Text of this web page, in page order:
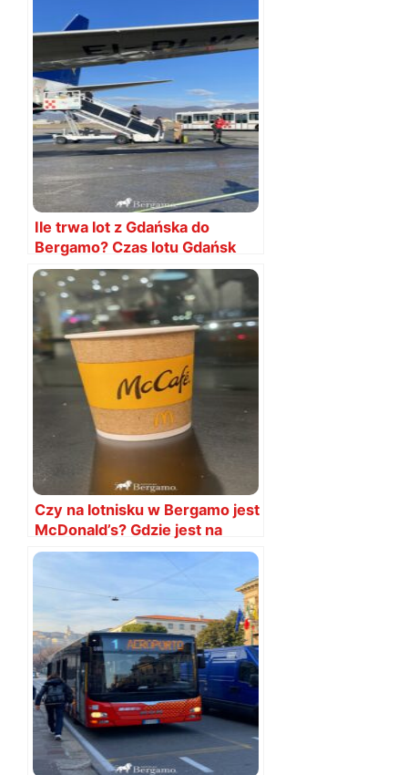
Ile trwa lot z Gdańska do
Bergamo? Czas lotu Gdańsk
Bergamo
Czy na lotnisku w Bergamo jest
McDonald’s? Gdzie jest na
lotnisku?